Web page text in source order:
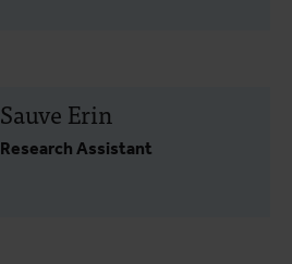
Sauve Erin
Research Assistant